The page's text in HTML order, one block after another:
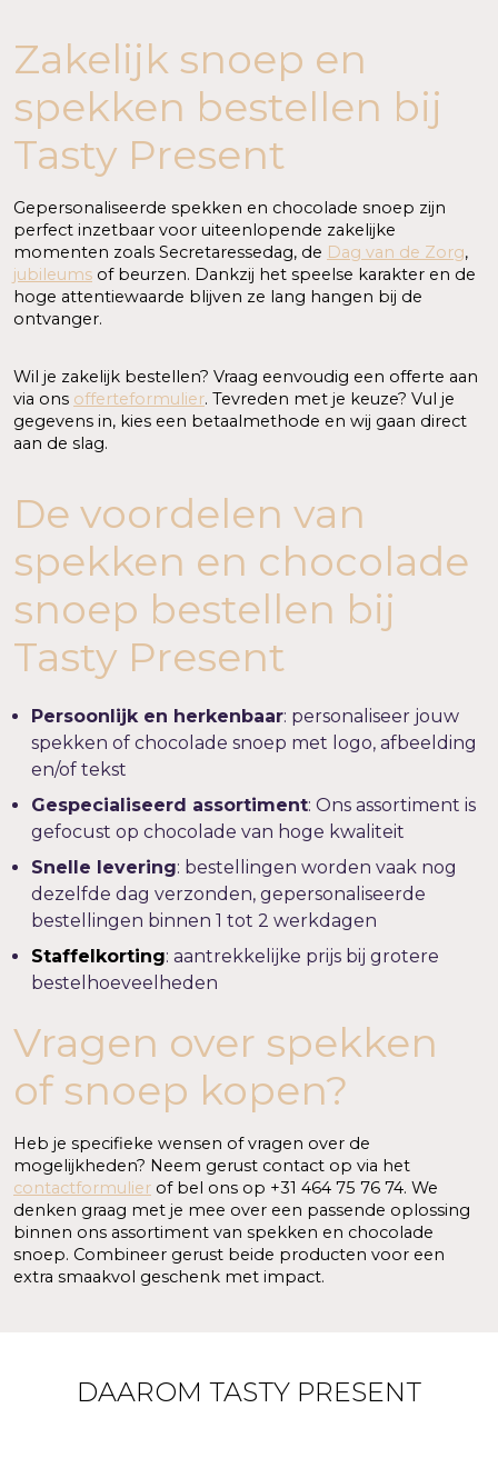
Zakelijk snoep en
spekken bestellen bij
Tasty Present
Gepersonaliseerde spekken en chocolade snoep zijn
perfect inzetbaar voor uiteenlopende zakelijke
momenten zoals Secretaressedag, de Dag van de Zorg,
jubileums of beurzen. Dankzij het speelse karakter en de
hoge attentiewaarde blijven ze lang hangen bij de
ontvanger.
Wil je zakelijk bestellen? Vraag eenvoudig een offerte aan
via ons offerteformulier. Tevreden met je keuze? Vul je
gegevens in, kies een betaalmethode en wij gaan direct
aan de slag.
De voordelen van
spekken en chocolade
snoep bestellen bij
Tasty Present
Persoonlijk en herkenbaar: personaliseer jouw
spekken of chocolade snoep met logo, afbeelding
en/of tekst
Gespecialiseerd assortiment: Ons assortiment is
gefocust op chocolade van hoge kwaliteit
Snelle levering: bestellingen worden vaak nog
dezelfde dag verzonden, gepersonaliseerde
bestellingen binnen 1 tot 2 werkdagen
Staffelkorting: aantrekkelijke prijs bij grotere
bestelhoeveelheden
Vragen over spekken
of snoep kopen?
Heb je specifieke wensen of vragen over de
mogelijkheden? Neem gerust contact op via het
contactformulier of bel ons op +31 464 75 76 74. We
denken graag met je mee over een passende oplossing
binnen ons assortiment van spekken en chocolade
snoep. Combineer gerust beide producten voor een
extra smaakvol geschenk met impact.
DAAROM TASTY PRESENT